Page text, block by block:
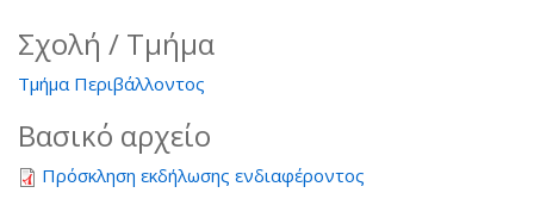
Σχολή / Τμήμα
Τμήμα Περιβάλλοντος
Βασικό αρχείο
Πρόσκληση εκδήλωσης ενδιαφέροντος